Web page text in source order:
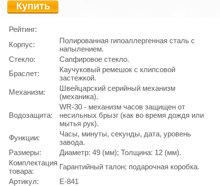
Купить
Рейтинг:
Корпус:
Полированная гипоаллергенная сталь с
напылением.
Стекло:
Сапфировое стекло.
Браслет:
Каучуковый ремешок с клипсовой
застежкой.
Механизм:
Швейцарский серийный механизм
(механика).
Водозащита:
WR-30 - механизм часов защищен от
несильных брызг (как во время дождя или
мытья рук).
Функции:
Часы, минуты, секунды, дата, уровень
завода.
Размеры:
Диаметр: 49 (мм); Толщина: 12 (мм).
Комплектация
товара:
Гарантийный талон; подарочная коробка.
Артикул:
E-841